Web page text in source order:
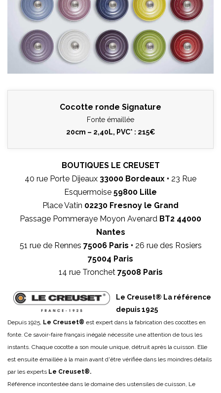
Cocotte ronde Signature
Fonte émaillée
20cm – 2,40L, PVC* : 215€
BOUTIQUES LE CREUSET
40 rue Porte Dijeaux 33000 Bordeaux • 23 Rue
Esquermoise 59800 Lille
Place Vatin 02230 Fresnoy le Grand
Passage Pommeraye Moyon Avenard BT2 44000
Nantes
51 rue de Rennes 75006 Paris • 26 rue des Rosiers
75004 Paris
14 rue Tronchet75008 Paris
Le Creuset® La référence
depuis 1925
Depuis 1925, Le Creuset® est expert dans la fabrication des cocottes en
fonte. Ce savoir-faire français inégalé nécessite une attention de tous les
instants. Chaque cocotte a son moule unique, détruit après la cuisson. Elle
est ensuite émaillée à la main avant d'être vérifiée dans les moindres détails
par les experts Le Creuset®.
Référence incontestée dans le domaine des ustensiles de cuisson, Le